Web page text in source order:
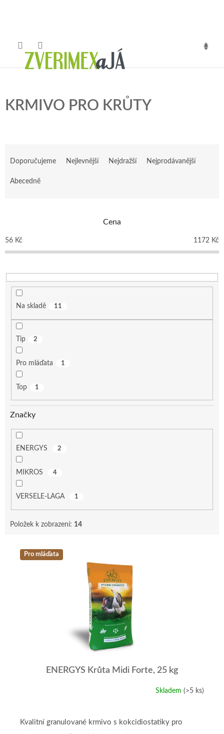
KRMIVO PRO KRŮTY
o
d
k
t
Doporučujeme Nejlevnější Nejdražší Nejprodávanější
Abecedně
Cena
56 Kč 1172 Kč
Na skladě 11
Tip 2
Pro mláďata 1
Top 1
Značky
ENERGYS 2
MIKROS 4
VERSELE-LAGA 1
Položek k zobrazení: 14
Pro mláďata
ENERGYS Krůta Midi Forte, 25 kg
Skladem (>5 ks)
Kvalitní granulované krmivo s kokcidiostatiky pro